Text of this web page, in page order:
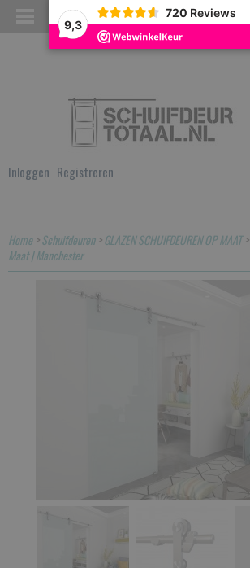
9,3
720 Reviews
Inloggen Registreren
Home>Schuifdeuren>GLAZEN SCHUIFDEUREN OP MAAT>
Maat | Manchester